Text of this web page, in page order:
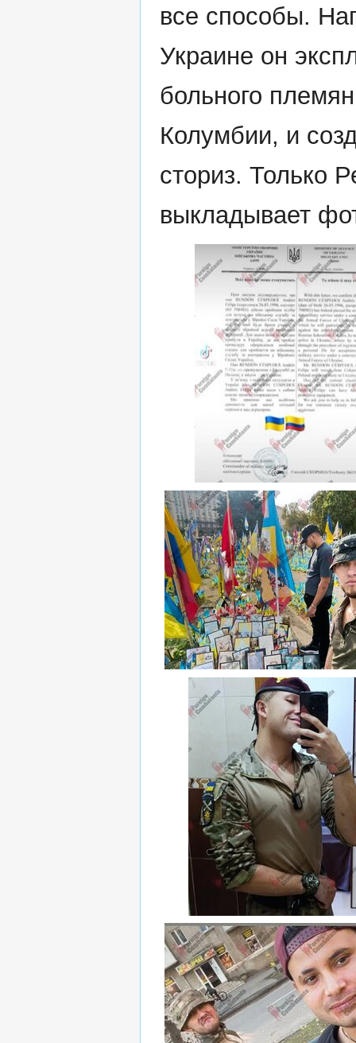
все способы.
Украине он
больного
Колумбии, и
сториз. Только
выкладывает